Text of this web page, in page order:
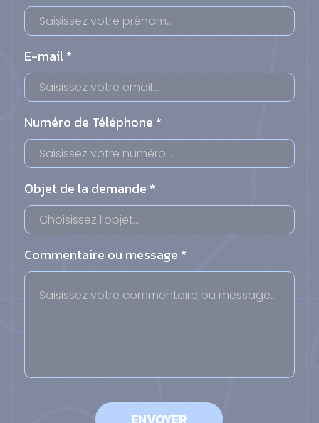
E-mail *
Numéro de Téléphone *
Objet de la demande *
Commentaire ou message *